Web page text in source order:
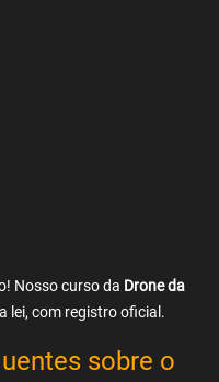
Nosso curso da Drone da
lei, com registro oficial.
sobre o